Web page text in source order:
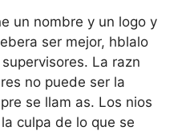
un nombre y un logo y
ser mejor, hblalo
La razn
no puede ser la
se llam as. Los nios
culpa de lo que se